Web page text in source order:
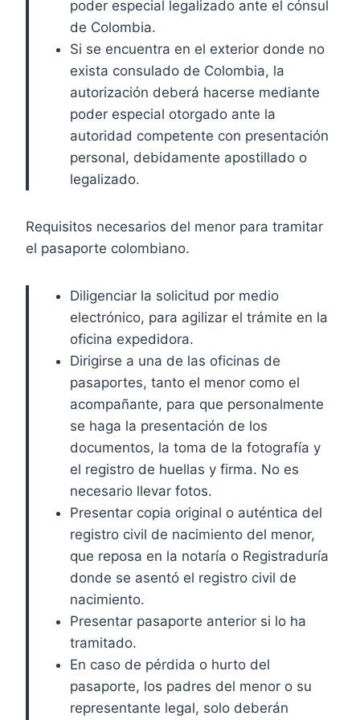
poder especial legalizado ante el cónsul
de Colombia.
Si se encuentra en el exterior donde no
exista consulado de Colombia, la
autorización deberá hacerse mediante
poder especial otorgado ante la
autoridad competente con presentación
personal, debidamente apostillado o
legalizado.
Requisitos necesarios del menor para tramitar
el pasaporte colombiano.
Diligenciar la solicitud por medio
electrónico, para agilizar el trámite en la
oficina expedidora.
Dirigirse a una de las oficinas de
pasaportes, tanto el menor como el
acompañante, para que personalmente
se haga la presentación de los
documentos, la toma de la fotografía y
el registro de huellas y firma. No es
necesario llevar fotos.
Presentar copia original o auténtica del
registro civil de nacimiento del menor,
que reposa en la notaría o Registraduría
donde se asentó el registro civil de
nacimiento.
Presentar pasaporte anterior si lo ha
tramitado.
En caso de pérdida o hurto del
pasaporte, los padres del menor o su
representante legal, solo deberán